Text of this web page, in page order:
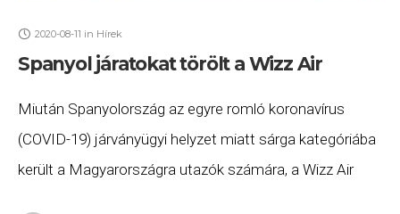
2020-08-11 in Hírek
Spanyol járatokat törölt a Wizz Air
Miután Spanyolország az egyre romló koronavírus
(COVID-19) járványügyi helyzet miatt sárga kategóriába
került a Magyarországra utazók számára, a Wizz Air